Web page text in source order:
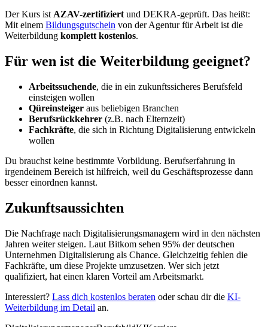
Der Kurs ist AZAV-zertifiziert und DEKRA-geprüft. Das heißt:
Mit einem Bildungsgutschein von der Agentur für Arbeit ist die
Weiterbildung komplett kostenlos.
Für wen ist die Weiterbildung geeignet?
Arbeitssuchende, die in ein zukunftssicheres Berufsfeld
einsteigen wollen
Qüreinsteiger aus beliebigen Branchen
Berufsrückkehrer (z.B. nach Elternzeit)
Fachkräfte, die sich in Richtung Digitalisierung entwickeln
wollen
Du brauchst keine bestimmte Vorbildung. Berufserfahrung in
irgendeinem Bereich ist hilfreich, weil du Geschäftsprozesse dann
besser einordnen kannst.
Zukunftsaussichten
Die Nachfrage nach Digitalisierungsmanagern wird in den nächsten
Jahren weiter steigen. Laut Bitkom sehen 95% der deutschen
Unternehmen Digitalisierung als Chance. Gleichzeitig fehlen die
Fachkräfte, um diese Projekte umzusetzen. Wer sich jetzt
qualifiziert, hat einen klaren Vorteil am Arbeitsmarkt.
Interessiert? Lass dich kostenlos beraten oder schau dir die KI-
Weiterbildung im Detail an.